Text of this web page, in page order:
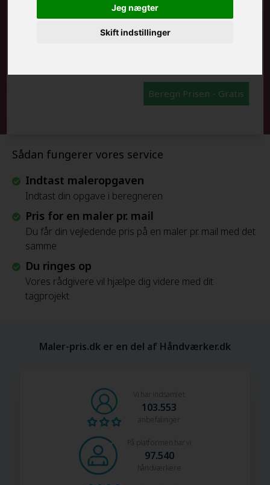
Jeg nægter
Skift indstillinger
Sådan fungerer vores service
Indtast maleropgaven
Indtast din opgave i beregneren
Pris for en maler pr. mail
Du får din vejledende pris på en maler pr. mail med det
samme
Du ringes op
Vores rådgivere vil hjælpe dig videre med dit
tagprojekt
FRAFLYTNINGSPAKKE:
Beregn Prisen - Gratis
Maler-pris.dk er en del af Håndværker.dk
Vi har indsamlet
103.553
anbefalinger
På platformen har vi
97.540
håndværkere